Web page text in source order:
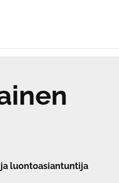
luontoasiantuntija